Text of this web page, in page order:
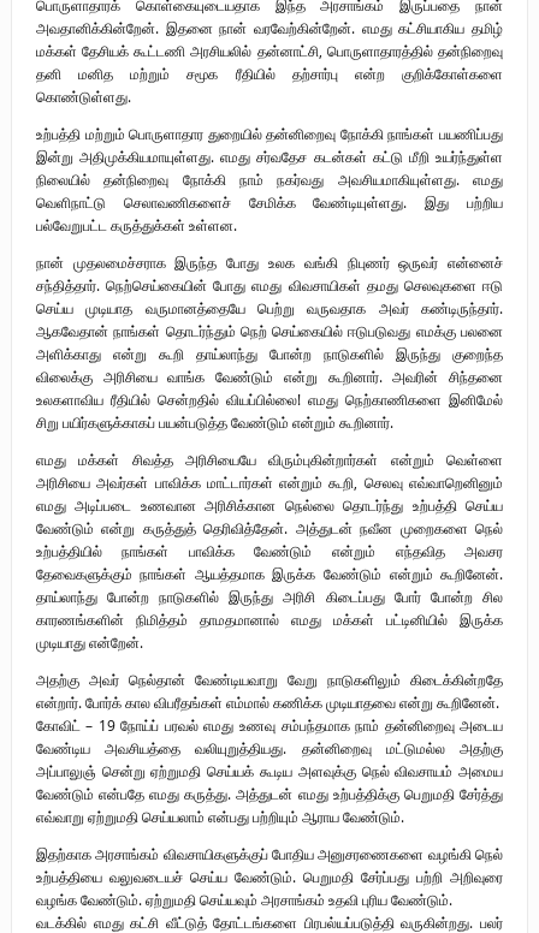
பொருளாதாரக் கொள்கையுடையதாக இந்த அரசாங்கம் இருப்பதை நான்
அவதானிக்கின்றேன். இதனை நான் வரவேற்கின்றேன். எமது கட்சியாகிய தமிழ்
மக்கள் தேசியக் கூட்டணி அரசியலில் தன்னாட்சி, பொருளாதாரத்தில் தன்நிறைவு
தனி மனித மற்றும் சமூக ரீதியில் தற்சார்பு என்ற குறிக்கோள்களை
கொண்டுள்ளது.
உற்பத்தி மற்றும் பொருளாதார துறையில் தன்னிறைவு நோக்கி நாங்கள் பயணிப்பது
இன்று அதிமுக்கியமாயுள்ளது. எமது சர்வதேச கடன்கள் கட்டு மீறி உயர்ந்துள்ள
நிலையில் தன்நிறைவு நோக்கி நாம் நகர்வது அவசியமாகியுள்ளது. எமது
வெளிநாட்டு செலாவணிகளைச் சேமிக்க வேண்டியுள்ளது. இது பற்றிய
பல்வேறுபட்ட கருத்துக்கள் உள்ளன.
நான் முதலமைச்சராக இருந்த போது உலக வங்கி நிபுணர் ஒருவர் என்னைச்
சந்தித்தார். நெற்செய்கையின் போது எமது விவசாயிகள் தமது செலவுகளை ஈடு
செய்ய முடியாத வருமானத்தையே பெற்று வருவதாக அவர் கண்டிருந்தார்.
ஆகவேதான் நாங்கள் தொடர்ந்தும் நெற் செய்கையில் ஈடுபடுவது எமக்கு பலனை
அளிக்காது என்று கூறி தாய்லாந்து போன்ற நாடுகளில் இருந்து குறைந்த
விலைக்கு அரிசியை வாங்க வேண்டும் என்று கூறினார். அவரின் சிந்தனை
உலகளாவிய ரீதியில் சென்றதில் வியப்பில்லை! எமது நெற்காணிகளை இனிமேல்
சிறு பயிர்களுக்காகப் பயன்படுத்த வேண்டும் என்றும் கூறினார்.
எமது மக்கள் சிவத்த அரிசியையே விரும்புகின்றார்கள் என்றும் வெள்ளை
அரிசியை அவர்கள் பாவிக்க மாட்டார்கள் என்றும் கூறி, செலவு எவ்வாறெனினும்
எமது அடிப்படை உணவான அரிசிக்கான நெல்லை தொடர்ந்து உற்பத்தி செய்ய
வேண்டும் என்று கருத்துத் தெரிவித்தேன். அத்துடன் நவீன முறைகளை நெல்
உற்பத்தியில் நாங்கள் பாவிக்க வேண்டும் என்றும் எந்தவித அவசர
தேவைகளுக்கும் நாங்கள் ஆயத்தமாக இருக்க வேண்டும் என்றும் கூறினேன்.
தாய்லாந்து போன்ற நாடுகளில் இருந்து அரிசி கிடைப்பது போர் போன்ற சில
காரணங்களின் நிமித்தம் தாமதமானால் எமது மக்கள் பட்டினியில் இருக்க
முடியாது என்றேன்.
அதற்கு அவர் நெல்தான் வேண்டியவாறு வேறு நாடுகளிலும் கிடைக்கின்றதே
என்றார். போர்க் கால விபரீதங்கள் எம்மால் கணிக்க முடியாதவை என்று கூறினேன்.
கோவிட் – 19 நோய்ப் பரவல் எமது உணவு சம்பந்தமாக நாம் தன்னிறைவு அடைய
வேண்டிய அவசியத்தை வலியுறுத்தியது. தன்னிறைவு மட்டுமல்ல அதற்கு
அப்பாலுஞ் சென்று ஏற்றுமதி செய்யக் கூடிய அளவுக்கு நெல் விவசாயம் அமைய
வேண்டும் என்பதே எமது கருத்து. அத்துடன் எமது உற்பத்திக்கு பெறுமதி சேர்த்து
எவ்வாறு ஏற்றுமதி செய்யலாம் என்பது பற்றியும் ஆராய வேண்டும்.
இதற்காக அரசாங்கம் விவசாயிகளுக்குப் போதிய அனுசரணைகளை வழங்கி நெல்
உற்பத்தியை வலுவடையச் செய்ய வேண்டும். பெறுமதி சேர்ப்பது பற்றி அறிவுரை
வழங்க வேண்டும். ஏற்றுமதி செய்யவும் அரசாங்கம் உதவி புரிய வேண்டும்.
வடக்கில் எமது கட்சி வீட்டுத் தோட்டங்களை பிரபல்யப்படுத்தி வருகின்றது. பலர்